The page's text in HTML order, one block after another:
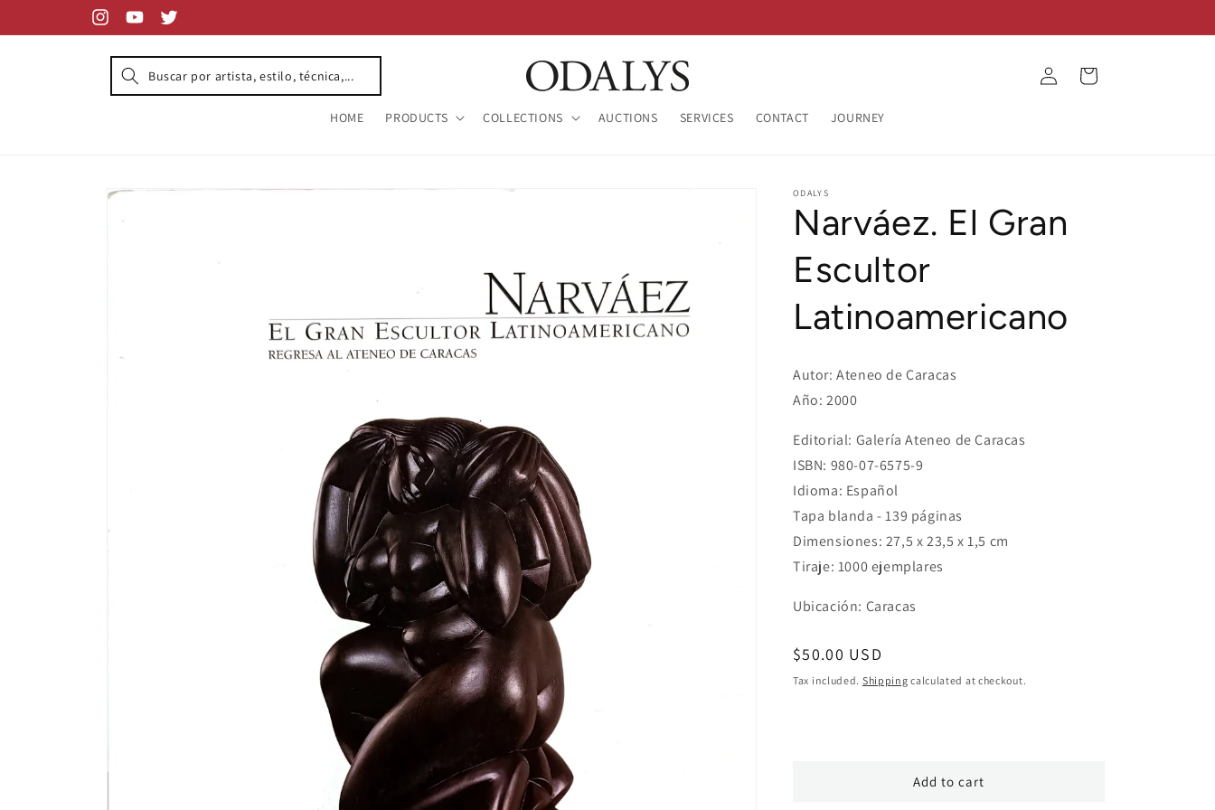
InstagramYouTubeTwitter
HOME PRODUCTS COLLECTIONS AUCTIONS SERVICES CONTACT JOURNEY
Log
in
Cart
Skip to
ODALYS
Narváez. El Gran
Escultor
Latinoamericano
Autor: Ateneo de Caracas
Año: 2000
Editorial: Galería Ateneo de Caracas
ISBN: 980-07-6575-9
Idioma: Español
Tapa blanda - 139 páginas
Dimensiones: 27,5 x 23,5 x 1,5 cm
Tiraje: 1000 ejemplares
Ubicación: Caracas
Regular
price
$50.00 USD
Tax included. Shipping calculated at checkout.
Add to cart